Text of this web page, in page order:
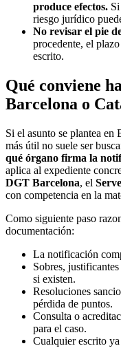
produce efectos.
riesgo jurídico
No revisar el pie
procedente, el
escrito.
Qué conviene
Barcelona o
Si el asunto se plantea
más útil no suele ser
qué órgano firma la
aplica al expediente
DGT Barcelona, el
con competencia en la
Como siguiente paso
documentación:
La notificación
Sobres,
si existen.
Resoluciones
pérdida de puntos.
Consulta o
para el caso.
Cualquier escrito